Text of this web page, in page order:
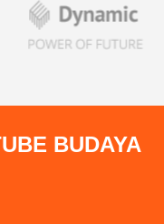
BUDAYA